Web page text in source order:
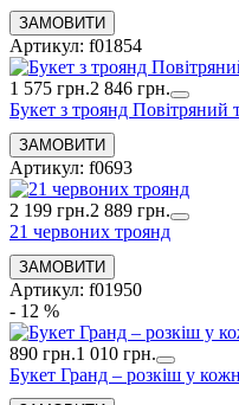
Артикул: f01854
1 575 грн.2 846 грн.
Букет з троянд Повітряний
Артикул: f0693
2 199 грн.2 889 грн.
21 червоних троянд
Артикул: f01950
- 12 %
890 грн.1 010 грн.
Букет Гранд – розкіш у